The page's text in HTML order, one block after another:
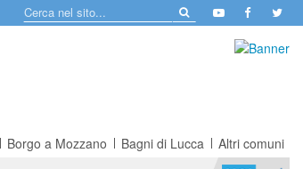
Borgo a Mozzano Bagni di Lucca Altri comuni